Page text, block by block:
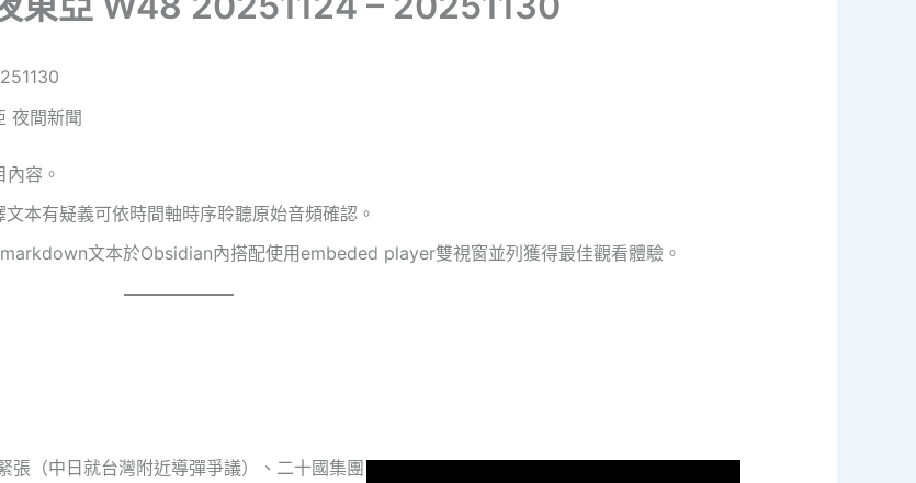
夜間新聞
容。
本有疑義可依時間軸時序聆聽原始音頻確認。
文本於Obsidian內搭配使用embeded player雙視窗並列獲得最佳觀看體驗。
張（中日就台灣附近導彈爭議）、二十國集團